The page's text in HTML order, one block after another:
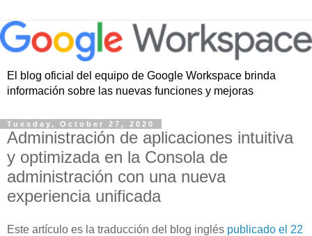
El blog oficial del equipo de Google Workspace brinda
información sobre las nuevas funciones y mejoras
Tuesday, October 27, 2020
Administración de aplicaciones intuitiva
y optimizada en la Consola de
administración con una nueva
experiencia unificada
Este artículo es la traducción del blog inglés publicado el 22